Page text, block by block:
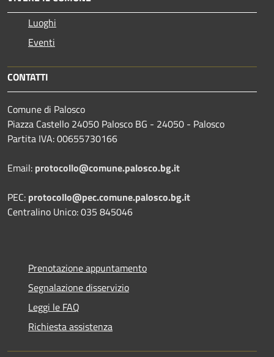
Luoghi
Eventi
CONTATTI
Comune di Palosco
Piazza Castello 24050 Palosco BG - 24050 - Palosco
Partita IVA: 00655730166
Email: protocollo@comune.palosco.bg.it
PEC: protocollo@pec.comune.palosco.bg.it
Centralino Unico: 035 845046
Prenotazione appuntamento
Segnalazione disservizio
Leggi le FAQ
Richiesta assistenza